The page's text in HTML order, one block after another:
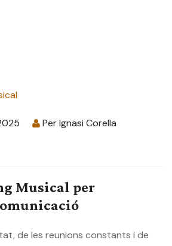
PerIgnasi Corella
Musical per
de les reunions constants i de